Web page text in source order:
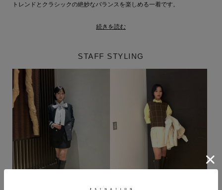
トレンドとクラシックの絶妙なバランスを楽しめる一着です。
新しい世代が、新しい解釈で価値を創造し発信するブランド、＜
UNUS（ユナス）＞。
ブランド名は、「唯一」を意味するラテン語に由来しています。
“Learn＝学び”を通じて形成される個性と価値観を大切にし、クラシック
な美意識を現代的に再解釈。本質的なラグジュアリーを提案します。
Old money aestheticを軸に、世代を超えて受け継がれる良質なものを背
景に持ちながら、自分らしいスタイルを楽しむ新世代に向けて発信してい
ます。
続きを読む
STAFF STYLING